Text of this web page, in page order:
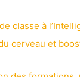
classe à
cerveau et